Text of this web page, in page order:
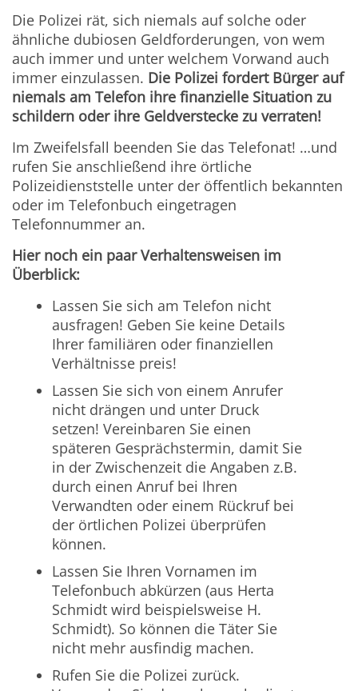
Die Polizei rät, sich niemals auf solche oder
ähnliche dubiosen Geldforderungen, von wem
auch immer und unter welchem Vorwand auch
immer einzulassen. Die Polizei fordert Bürger auf
niemals am Telefon ihre finanzielle Situation zu
schildern oder ihre Geldverstecke zu verraten!
Im Zweifelsfall beenden Sie das Telefonat! …und
rufen Sie anschließend ihre örtliche
Polizeidienststelle unter der öffentlich bekannten
oder im Telefonbuch eingetragen
Telefonnummer an.
Hier noch ein paar Verhaltensweisen im
Überblick:
Lassen Sie sich am Telefon nicht
ausfragen! Geben Sie keine Details
Ihrer familiären oder finanziellen
Verhältnisse preis!
Lassen Sie sich von einem Anrufer
nicht drängen und unter Druck
setzen! Vereinbaren Sie einen
späteren Gesprächstermin, damit Sie
in der Zwischenzeit die Angaben z.B.
durch einen Anruf bei Ihren
Verwandten oder einem Rückruf bei
der örtlichen Polizei überprüfen
können.
Lassen Sie Ihren Vornamen im
Telefonbuch abkürzen (aus Herta
Schmidt wird beispielsweise H.
Schmidt). So können die Täter Sie
nicht mehr ausfindig machen.
Rufen Sie die Polizei zurück.